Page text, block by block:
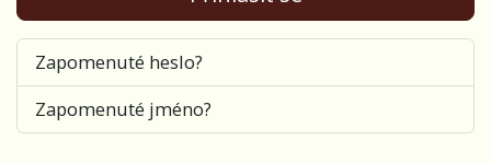
Zapomenuté heslo?
Zapomenuté jméno?